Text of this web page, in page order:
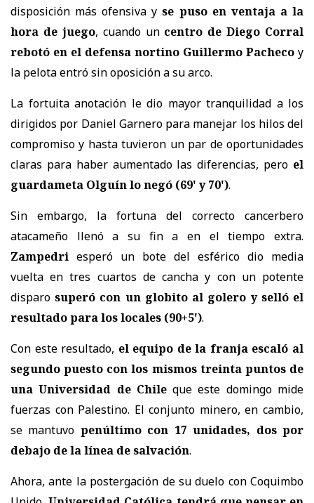
disposición más ofensiva yse puso en ventaja a la
hora de juego, cuando uncentro de Diego Corral
rebotó en el defensa nortino Guillermo Pacheco y
la pelota entró sin oposición a su arco.
La fortuita anotación le dio mayor tranquilidad a los
dirigidos por Daniel Garnero para manejar los hilos del
compromiso y hasta tuvieron un par de oportunidades
claras para haber aumentado las diferencias, pero el
guardameta Olguín lo negó (69' y 70').
Sin embargo, la fortuna del correcto cancerbero
atacameño llenó a su fin a en el tiempo extra.
Zampedri esperó un bote del esférico dio media
vuelta en tres cuartos de cancha y con un potente
disparosuperó con un globito al golero y selló el
resultado para los locales (90+5').
Con este resultado, el equipo de la franja escaló al
segundo puesto con los mismos treinta puntos de
una Universidad de Chileque este domingo mide
fuerzas con Palestino. El conjunto minero, en cambio,
se mantuvo penúltimo con 17 unidades, dos por
debajo de la línea de salvación.
Ahora, ante la postergación de su duelo con Coquimbo